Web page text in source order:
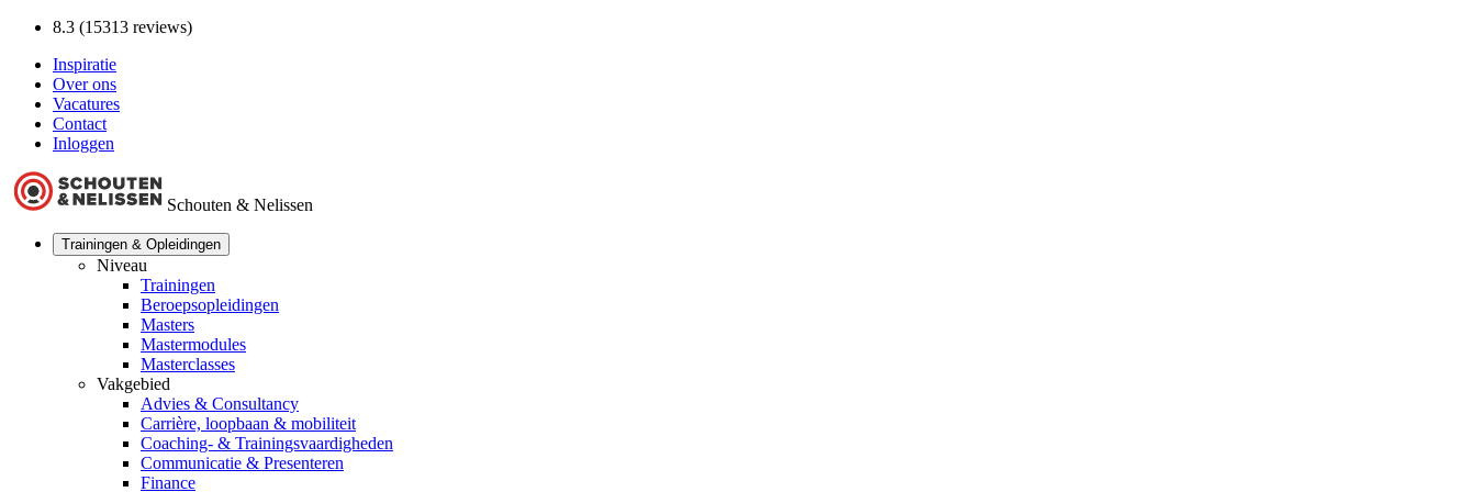
8.3 (15313 reviews)
Inspiratie
Over ons
Vacatures
Contact
Inloggen
Schouten & Nelissen
Trainingen & Opleidingen
Niveau
Trainingen
Beroepsopleidingen
Masters
Mastermodules
Masterclasses
Vakgebied
Advies & Consultancy
Carrière, loopbaan & mobiliteit
Coaching- & Trainingsvaardigheden
Communicatie & Presenteren
Finance